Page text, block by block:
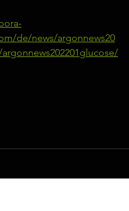
de/news/argonnews20